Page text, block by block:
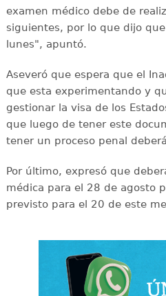
examen médico debe de
siguientes, por lo que dijo
lunes", apuntó.
Aseveró que espera que el
que esta experimentando y
gestionar la visa de los
que luego de tener este
tener un proceso penal
Por último, expresó que
médica para el 28 de agosto
previsto para el 20 de este